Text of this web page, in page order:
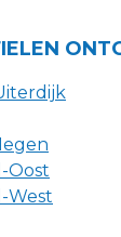
Oost
West